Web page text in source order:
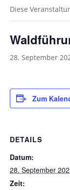
Diese
28. September
Zum
DETAILS
Datum:
28. September
Zeit: